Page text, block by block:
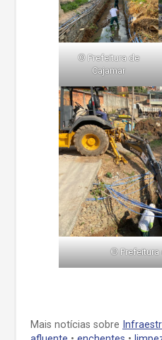
©️ Prefeitura de
Cajamar
©️ Prefeitura
Mais notícias sobre